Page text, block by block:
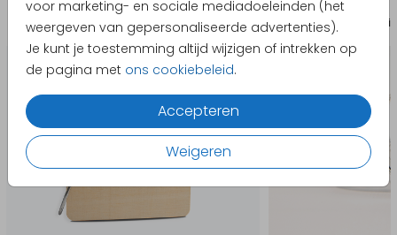
voor marketing- en sociale mediadoeleinden (het
weergeven van gepersonaliseerde advertenties).
Je kunt je toestemming altijd wijzigen of intrekken op
de pagina met ons cookiebeleid.
Accepteren
Weigeren
aan het ontwerpen bent
De onderste zijde dient als plakrand en is
daarom niet zichtbaar of bedoeld om te
ontwerpen
De chocolade blijft in de originele verpakking en
wordt omwikkeld met het gepersonaliseerde
Als je de chocolade direct als cadeau naar
iemand laat versturen, vergeet dan niet je eigen
naam in het ontwerp te verwerken.
Bewaarbundel